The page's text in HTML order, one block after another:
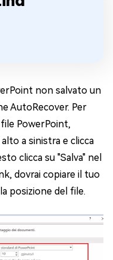
non salvato un
AutoRecover. Per
PowerPoint,
a sinistra e clicca
clicca su "Salva" nel
dovrai copiare il tuo
posizione del file.